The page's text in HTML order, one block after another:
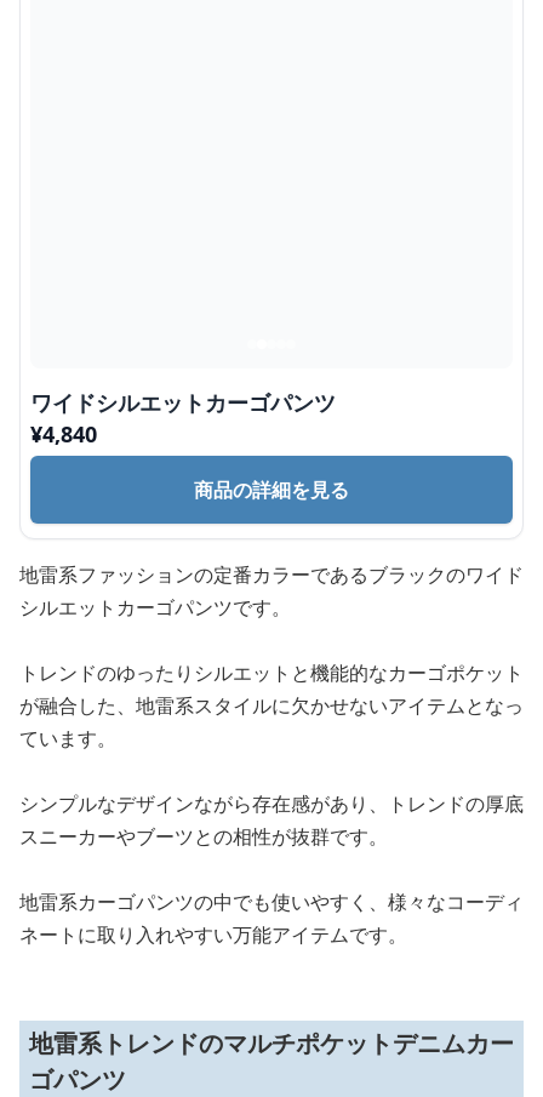
ワイドシルエットカーゴパンツ
¥4,840
商品の詳細を見る
地雷系ファッションの定番カラーであるブラックのワイド
シルエットカーゴパンツです。
トレンドのゆったりシルエットと機能的なカーゴポケット
が融合した、地雷系スタイルに欠かせないアイテムとなっ
ています。
シンプルなデザインながら存在感があり、トレンドの厚底
スニーカーやブーツとの相性が抜群です。
地雷系カーゴパンツの中でも使いやすく、様々なコーディ
ネートに取り入れやすい万能アイテムです。
地雷系トレンドのマルチポケットデニムカー
ゴパンツ